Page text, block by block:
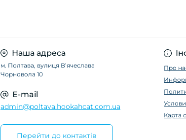
Наша адреса
м. Полтава, вулиця Вʼячеслава
Чорновола 10
E-mail
admin@poltava.hookahcat.com.ua
Перейти до контактів
Про
Карта